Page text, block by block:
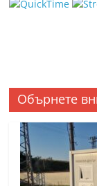
Обърнете